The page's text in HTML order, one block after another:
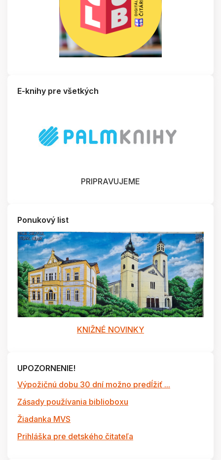
E-knihy pre všetkých
PRIPRAVUJEME
Ponukový list
KNIŽNÉ NOVINKY
UPOZORNENIE!
Výpožičnú dobu 30 dní možno predĺžiť ...
Zásady používania biblioboxu
Žiadanka MVS
Prihláška pre detského čitateľa